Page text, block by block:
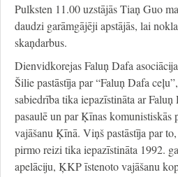
Pulksten 11.00 uzstājās Tiaņ Guo
daudzi garāmgājēji apstājās, lai
skaņdarbus.
Dienvidkorejas Faluņ Dafa
Šilie pastāstīja par “Faluņ Dafa
sabiedrība tika iepazīstināta ar
pasaulē un par Ķīnas
vajāšanu Ķīnā. Viņš pastāstīja par
pirmo reizi tika iepazīstināta 1992.
apelāciju, ĶKP īstenoto vajāšanu